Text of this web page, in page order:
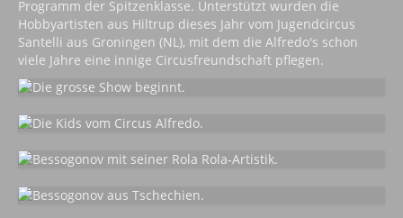
Programm der Spitzenklasse. Unterstützt wurden die
Hobbyartisten aus Hiltrup dieses Jahr vom Jugendcircus
Santelli aus Groningen (NL), mit dem die Alfredo's schon
viele Jahre eine innige Circusfreundschaft pflegen.